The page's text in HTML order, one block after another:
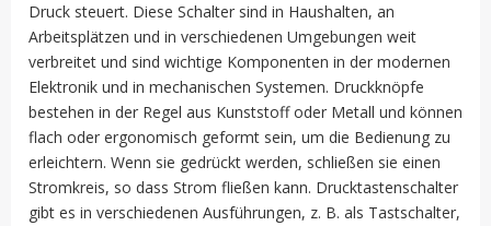
Druck steuert. Diese Schalter sind in Haushalten, an
Arbeitsplätzen und in verschiedenen Umgebungen weit
verbreitet und sind wichtige Komponenten in der modernen
Elektronik und in mechanischen Systemen. Druckknöpfe
bestehen in der Regel aus Kunststoff oder Metall und können
flach oder ergonomisch geformt sein, um die Bedienung zu
erleichtern. Wenn sie gedrückt werden, schließen sie einen
Stromkreis, so dass Strom fließen kann. Drucktastenschalter
gibt es in verschiedenen Ausführungen, z. B. als Tastschalter,